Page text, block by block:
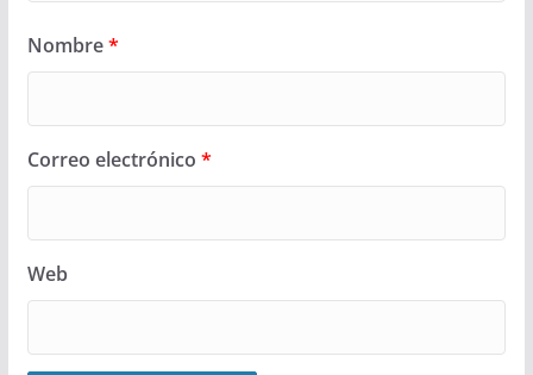
Nombre*
Correo electrónico *
Web